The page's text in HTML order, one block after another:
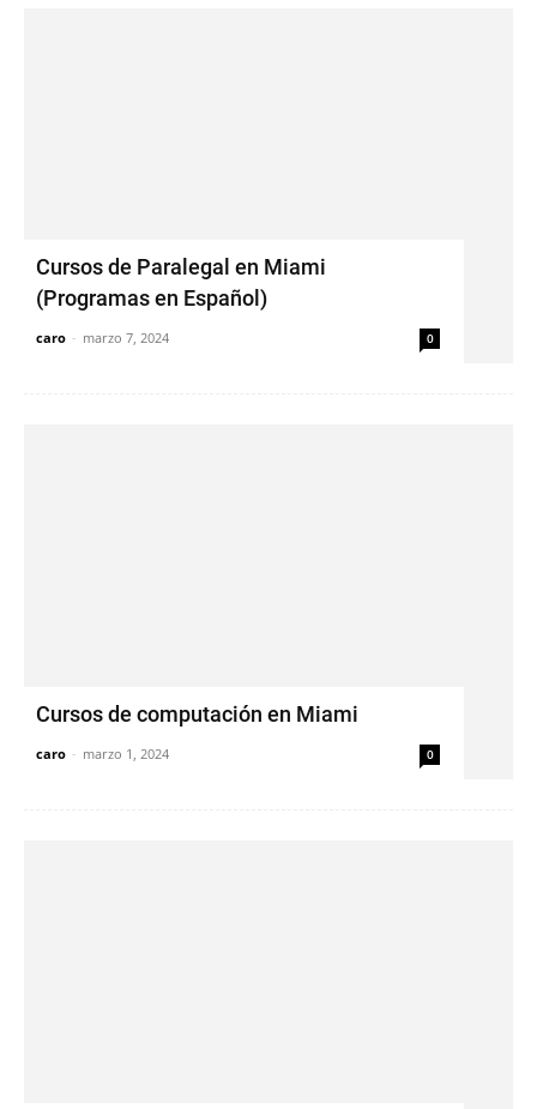
Cursos de Paralegal en Miami
(Programas en Español)
caro - marzo 7, 2024 0
Cursos de computación en Miami
caro - marzo 1, 2024 0